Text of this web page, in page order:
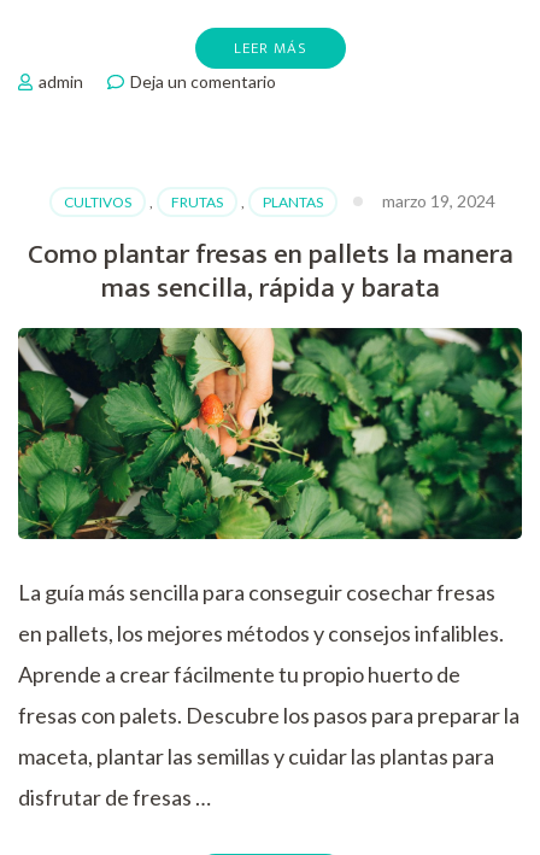
LEER MÁS
admin Deja un comentario
gallo
CULTIVOS , FRUTAS , PLANTAS marzo 19, 2024
Como plantar fresas en pallets la manera
mas sencilla, rápida y barata
La guía más sencilla para conseguir cosechar fresas
en pallets, los mejores métodos y consejos infalibles.
Aprende a crear fácilmente tu propio huerto de
fresas con palets. Descubre los pasos para preparar la
maceta, plantar las semillas y cuidar las plantas para
disfrutar de fresas …